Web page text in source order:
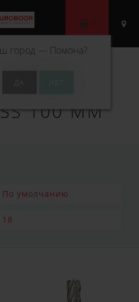
город — Помона?
0
100 мм
100 ММ